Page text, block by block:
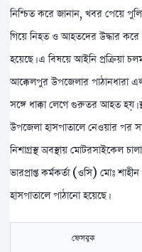
নিশ্চিত করে জানান, খবর পেয়ে
গিয়ে নিহত ও আহতদের উদ্ধার
হয়েছে। এ বিষয়ে আইনি প্রক্রিয়া
আক্কেলপুর উপজেলার পাঠানধারা
সঙ্গে ধাক্কা লেগে গুরুতর আহত
উপজেলা হাসপাতালে নেওয়ার পর
নিশাগ্রস্থ অবস্থায় মোটরসাইকেল
ভারপ্রাপ্ত কর্মকর্তা (ওসি) মোঃ
হাসপাতালে পাঠানো হয়েছে।
ফেসবুক